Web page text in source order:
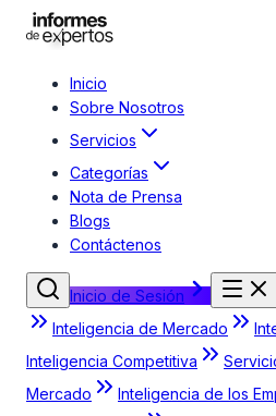
Inicio
Sobre Nosotros
Servicios
Categorías
Nota de Prensa
Blogs
Contáctenos
Inicio de Sesión
Inteligencia de Mercado
Inteligencia Competitiva
Mercado
Inteligencia de los